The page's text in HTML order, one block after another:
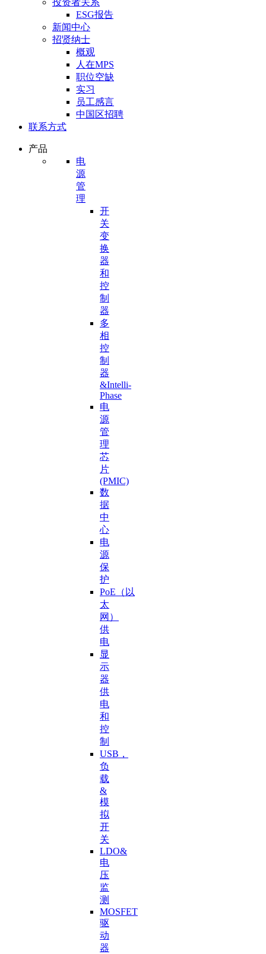
投资者关系
ESG报告
新闻中心
招贤纳士
概观
人在MPS
职位空缺
实习
员工感言
中国区招聘
联系方式
产品
电
源
管
理
开
关
变
换
器
和
控
制
器
多
相
控
制
器
&Intelli-
Phase
电
源
管
理
芯
片
(PMIC)
数
据
中
心
电
源
保
护
PoE（以
太
网）
供
电
显
示
器
供
电
和
控
制
USB，
负
载
&
模
拟
开
关
LDO&
电
压
监
测
MOSFET
驱
动
器